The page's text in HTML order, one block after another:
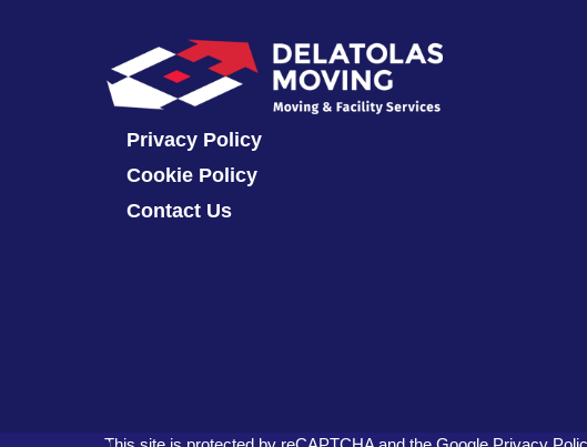
Privacy Policy
Cookie Policy
Contact Us